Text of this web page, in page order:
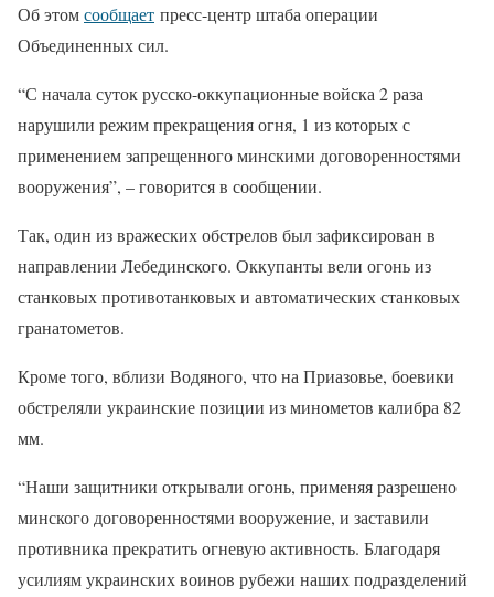
Об этомсообщает пресс-центр штаба операции
Объединенных сил.
“С начала суток русско-оккупационные войска 2 раза
нарушили режим прекращения огня, 1 из которых с
применением запрещенного минскими договоренностями
вооружения”, – говорится в сообщении.
Так, один из вражеских обстрелов был зафиксирован в
направлении Лебединского. Оккупанты вели огонь из
станковых противотанковых и автоматических станковых
гранатометов.
Кроме того, вблизи Водяного, что на Приазовье, боевики
обстреляли украинские позиции из минометов калибра 82
мм.
“Наши защитники открывали огонь, применяя разрешено
минского договоренностями вооружение, и заставили
противника прекратить огневую активность. Благодаря
усилиям украинских воинов рубежи наших подразделений